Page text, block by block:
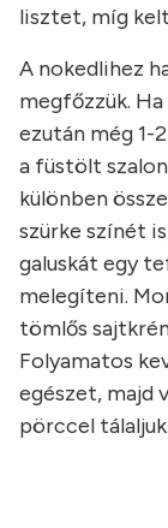
lisztet, míg
A nokedlihez
megfőzzük.
ezután még 1-
a füstölt
különben
szürke színét
galuskát egy
melegíteni.
tömlős
Folyamatos
egészet, majd
pörccel tálaljuk.